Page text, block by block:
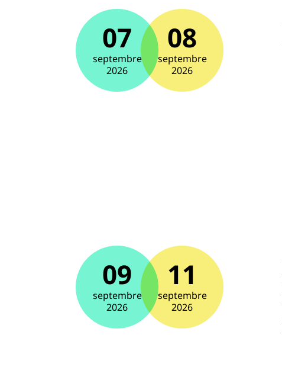
07
septembre
2026
08
septembre
2026
09
septembre
2026
11
septembre
2026